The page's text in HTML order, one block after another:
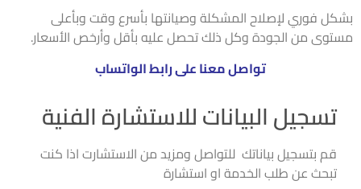
فوري لإصلاح المشكلة وصيانتها بأسرع وقت وبأعلى
من الجودة وكل ذلك تحصل عليه بأقل وأرخص الأسعار.
تواصل معنا على رابط الواتساب
تسجيل البيانات للاستشارة الفنية
قم بتسجيل بياناتك للتواصل ومزيد من الاستشارت اذا كنت
تبحث عن طلب الخدمة او استشارة